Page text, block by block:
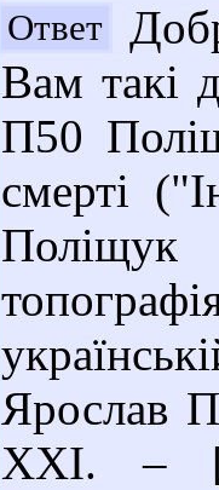
Ответ
Вам такі
П50
смерті
Ярослав
XXI. –